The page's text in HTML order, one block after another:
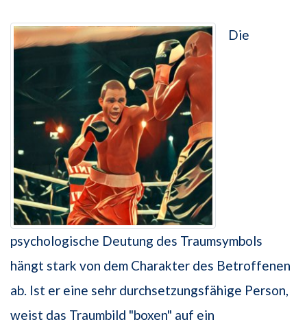
Die
psychologische Deutung des Traumsymbols
hängt stark von dem Charakter des Betroffenen
ab. Ist er eine sehr durchsetzungsfähige Person,
weist das Traumbild "boxen" auf ein